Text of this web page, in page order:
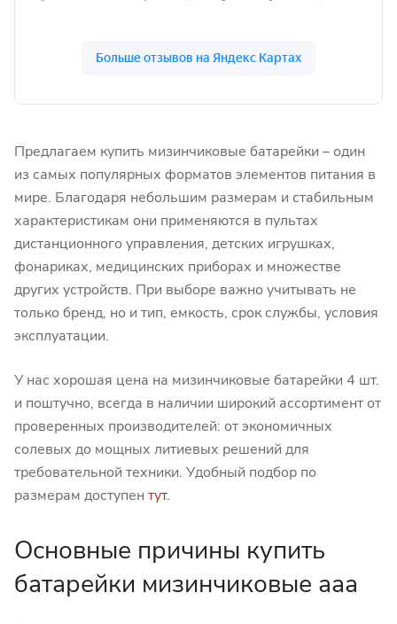
Предлагаем купить мизинчиковые батарейки – один
из самых популярных форматов элементов питания в
мире. Благодаря небольшим размерам и стабильным
характеристикам они применяются в пультах
дистанционного управления, детских игрушках,
фонариках, медицинских приборах и множестве
других устройств. При выборе важно учитывать не
только бренд, но и тип, емкость, срок службы, условия
эксплуатации.
У нас хорошая цена на мизинчиковые батарейки 4 шт.
и поштучно, всегда в наличии широкий ассортимент от
проверенных производителей: от экономичных
солевых до мощных литиевых решений для
требовательной техники. Удобный подбор по
размерам доступен тут.
Основные причины купить
батарейки мизинчиковые ааа